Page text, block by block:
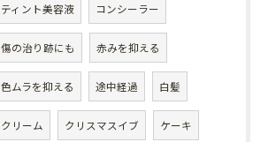
ティント美容液 コンシーラー
傷の治り跡にも 赤みを抑える
色ムラを抑える 途中経過 白髪
クリーム クリスマスイブ ケーキ